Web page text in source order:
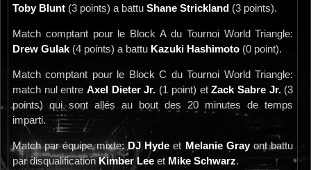
Toby Blunt (3 points) a battu Shane Strickland (3 points).
Match comptant pour le Block A du Tournoi World Triangle:
Drew Gulak (4 points) a battu Kazuki Hashimoto (0 point).
Match comptant pour le Block C du Tournoi World Triangle:
match nul entreAxel Dieter Jr. (1 point) etZack Sabre Jr.(3
points) qui sont allés au bout des 20 minutes de temps
imparti.
Match par équipe mixte: DJ Hyde et Melanie Grayont battu
par disqualificationKimber Leeet Mike Schwarz.